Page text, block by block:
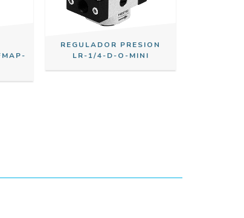
REGULADOR PRESION
LR-1/4-D-O-MINI